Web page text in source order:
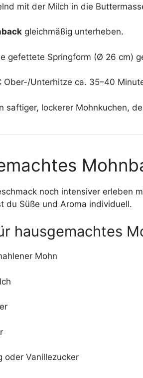
mit der Milch in die
gleichmäßig unterheben.
gefettete Springform (Ø 26 cm)
Ober-/Unterhitze ca. 35–40
saftiger, lockerer Mohnkuchen,
noch intensiver erleben
du Süße und Aroma individuell.
hausgemachtes
Mohn
oder Vanillezucker